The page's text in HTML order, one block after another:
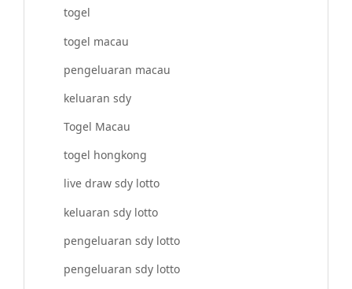
togel
togel macau
pengeluaran macau
keluaran sdy
Togel Macau
togel hongkong
live draw sdy lotto
keluaran sdy lotto
pengeluaran sdy lotto
pengeluaran sdy lotto